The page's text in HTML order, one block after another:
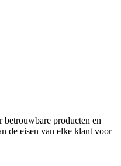
producten en
de eisen van elke klant voor